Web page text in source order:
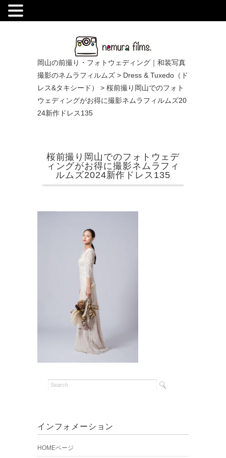
岡山の前撮り・フォトウェディング｜和装写真
撮影のネムラフィルムズ > Dress & Tuxedo（ド
レス&タキシード）
> 桜前撮り岡山でのフォト
ウェディングがお得に撮影ネムラフィルムズ20
24新作ドレス135
桜前撮り岡山でのフォトウェデ
ィングがお得に撮影ネムラフィ
ルムズ2024新作ドレス135
インフォメーション
HOMEページ